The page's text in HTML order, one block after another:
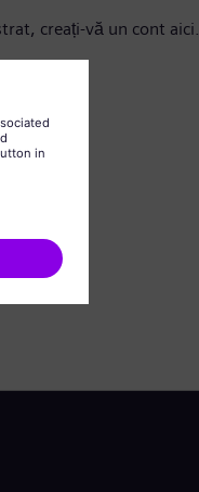
creați-vă un cont aici.